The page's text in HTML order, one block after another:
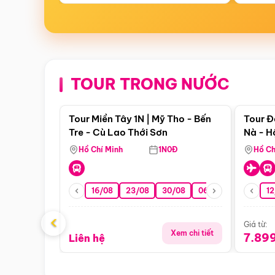
TOUR TRONG NƯỚC
Điểm nổi bật
Tour Miền Tây 1N | Mỹ Tho - Bến
Tre - Cù Lao Thới Sơn
Hồ Chí Minh 1N0Đ
16/08 23/08 30/08 06/09 13/09
Liên hệ Xem chi tiết
Tour
Nà -
Nha
Hồ
Giá từ:
‹